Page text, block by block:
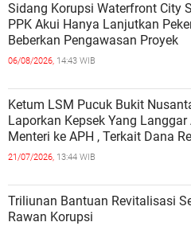
Sidang Korupsi Waterfront City
PPK Akui Hanya Lanjutkan
Beberkan Pengawasan Proyek
06/08/2026, 14:43 WIB
Ketum LSM Pucuk Bukit
Laporkan Kepsek Yang Langgar
Menteri ke APH , Terkait Dana Revitalisasi
Sekolah
21/07/2026, 13:44 WIB
Triliunan Bantuan Revitalisasi
Rawan Korupsi